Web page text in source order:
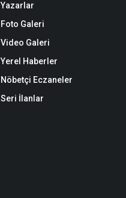
Yazarlar
Foto Galeri
Video Galeri
Yerel Haberler
Nöbetçi Eczaneler
Seri İlanlar